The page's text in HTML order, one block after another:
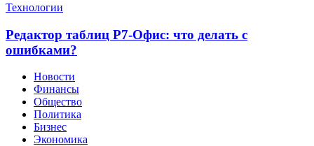
Технологии
Редактор таблиц Р7-Офис: что делать с
ошибками?
Новости
Финансы
Общество
Политика
Бизнес
Экономика